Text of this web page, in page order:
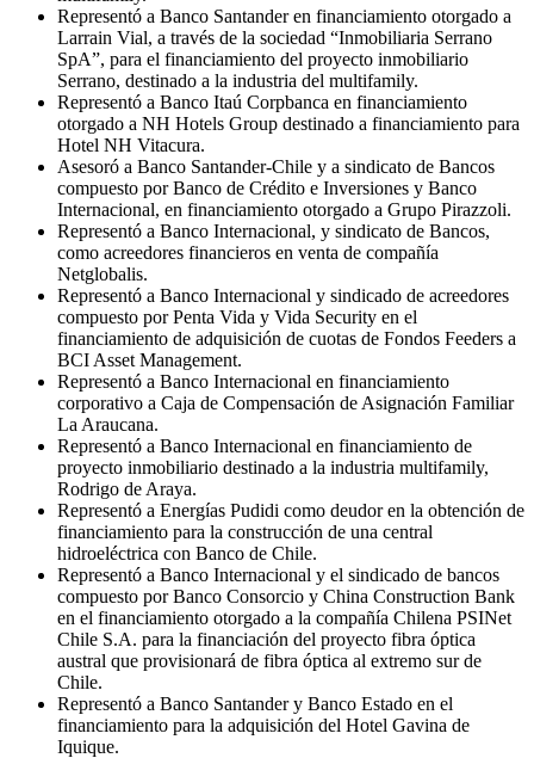
Representó a Banco Santander en financiamiento otorgado a
Larrain Vial, a través de la sociedad “Inmobiliaria Serrano
SpA”, para el financiamiento del proyecto inmobiliario
Serrano, destinado a la industria del multifamily.
Representó a Banco Itaú Corpbanca en financiamiento
otorgado a NH Hotels Group destinado a financiamiento para
Hotel NH Vitacura.
Asesoró a Banco Santander-Chile y a sindicato de Bancos
compuesto por Banco de Crédito e Inversiones y Banco
Internacional, en financiamiento otorgado a Grupo Pirazzoli.
Representó a Banco Internacional, y sindicato de Bancos,
como acreedores financieros en venta de compañía
Netglobalis.
Representó a Banco Internacional y sindicado de acreedores
compuesto por Penta Vida y Vida Security en el
financiamiento de adquisición de cuotas de Fondos Feeders a
BCI Asset Management.
Representó a Banco Internacional en financiamiento
corporativo a Caja de Compensación de Asignación Familiar
La Araucana.
Representó a Banco Internacional en financiamiento de
proyecto inmobiliario destinado a la industria multifamily,
Rodrigo de Araya.
Representó a Energías Pudidi como deudor en la obtención de
financiamiento para la construcción de una central
hidroeléctrica con Banco de Chile.
Representó a Banco Internacional y el sindicado de bancos
compuesto por Banco Consorcio y China Construction Bank
en el financiamiento otorgado a la compañía Chilena PSINet
Chile S.A. para la financiación del proyecto fibra óptica
austral que provisionará de fibra óptica al extremo sur de
Chile.
Representó a Banco Santander y Banco Estado en el
financiamiento para la adquisición del Hotel Gavina de
Iquique.